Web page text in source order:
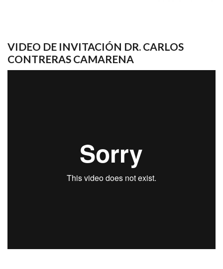
VIDEO DE INVITACIÓN DR. CARLOS
CONTRERAS CAMARENA